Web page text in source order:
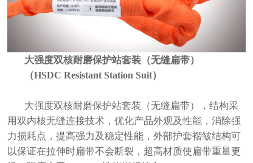
大强度双核耐磨保护站套装（无缝扁带）
（HSDC Resistant Station Suit）
大强度双核耐磨保护站套装（无缝扁带），结构采
用双内核无缝连接技术，优化产品外观及性能，消除强
力损耗点，提高强力及稳定性能，外部护套褶皱结构可
以保证在拉伸时扁带不会断裂，超高材质使扁带重量更